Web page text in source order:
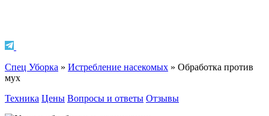
Спец Уборка » Истребление насекомых » Обработка против
мух
Техника Цены Вопросы и ответы Отзывы